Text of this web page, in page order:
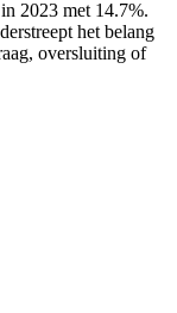
2023 met 14.7%.
het belang
oversluiting of